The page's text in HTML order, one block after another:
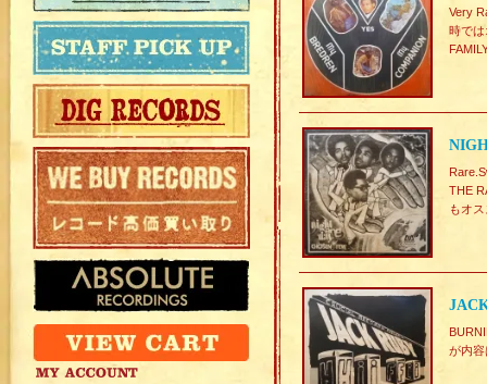
Very
時で
THE
もオ
が内